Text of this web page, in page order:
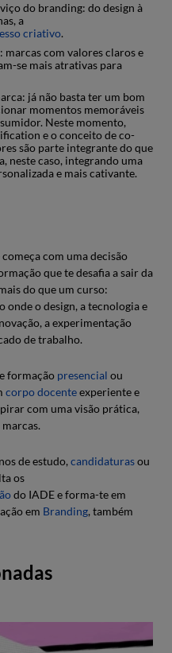
do branding: do design à
a
criativo.
com valores claros e
se mais atrativas para
já não basta ter um bom
momentos memoráveis
Neste momento,
e o conceito de co-
são parte integrante do que
neste caso, integrando uma
e mais cativante.
com uma decisão
que te desafia a sair da
do que um curso:
onde o design, a tecnologia e
a experimentação
de trabalho.
formação presencial ou
corpo docenteexperiente e
com uma visão prática,
de estudo, candidaturasou
os
do IADE e forma-te em
em Branding, também